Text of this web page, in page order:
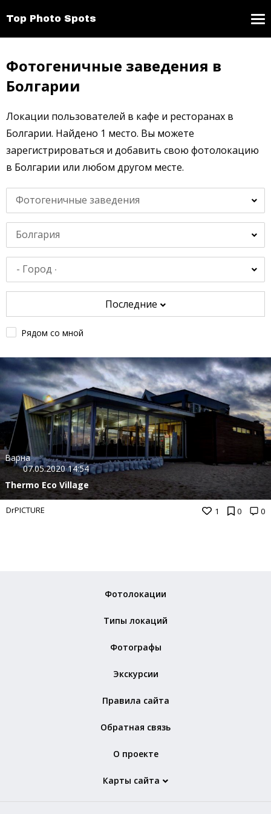
Top Photo Spots
Фотогеничные заведения в
Болгарии
Локации пользователей в кафе и ресторанах в
Болгарии. Найдено 1 место. Вы можете
зарегистрироваться и добавить свою фотолокацию
в Болгарии или любом другом месте.
Фотогеничные заведения
Болгария
Последние
Рядом со мной
1 0 0
Варна
07.05.2020 14:54
Thermo Eco Village
DrPICTURE
Фотолокации
Типы локаций
Фотографы
Экскурсии
Правила сайта
Обратная связь
О проекте
Карты сайта